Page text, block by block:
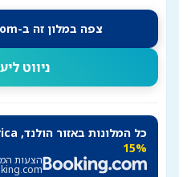
צפה במלון זה ב-Booking.com
ניווט
כל המלונות באזור הולנד, America עם הנחות של
15%
הצעות